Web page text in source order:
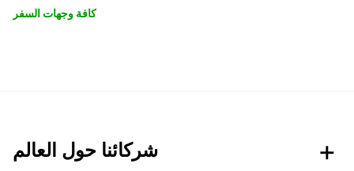
كافة وجهات السفر
شركائنا حول العالم